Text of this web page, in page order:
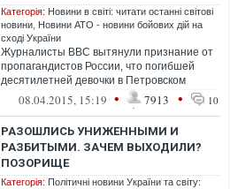
Категорія: Новини в світі: читати останні світові
новини Новини АТО - новини бойових дій на
сході України
Журналисты BBC вытянули признание от
пропагандистов России, что погибшей
десятилетней девочки в Петровском
районе Донецка в начале апреля не
08.04.2015, 15:19 • 7913 • 10
РАЗОШЛИСЬ УНИЖЕННЫМИ И
РАЗБИТЫМИ. ЗАЧЕМ ВЫХОДИЛИ?
ПОЗОРИЩЕ
Категорія: Політичні новини України та світу: